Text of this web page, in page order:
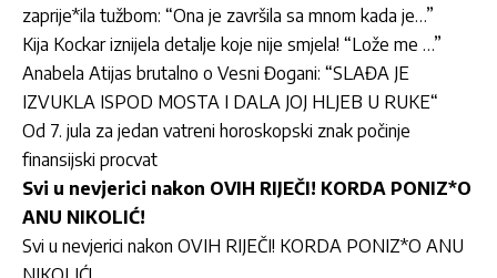
zaprije*ila tužbom: “Ona je završila sa mnom kada je…”
Kija Kockar iznijela detalje koje nije smjela! “Lože me …”
Anabela Atijas brutalno o Vesni Đogani: “SLAĐA JE
IZVUKLA ISPOD MOSTA I DALA JOJ HLJEB U RUKE“
Od 7. jula za jedan vatreni horoskopski znak počinje
finansijski procvat
Svi u nevjerici nakon OVIH RIJEČI! KORDA PONIZ*O
ANU NIKOLIĆ!
Svi u nevjerici nakon OVIH RIJEČI! KORDA PONIZ*O ANU